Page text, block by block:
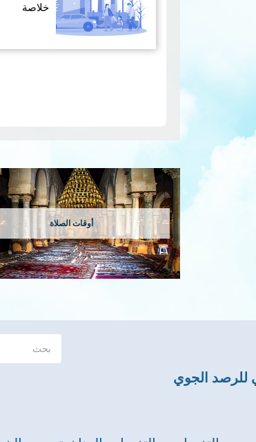
خلاصة
والبحري
أوقات الصلاة
للرصد الجوي